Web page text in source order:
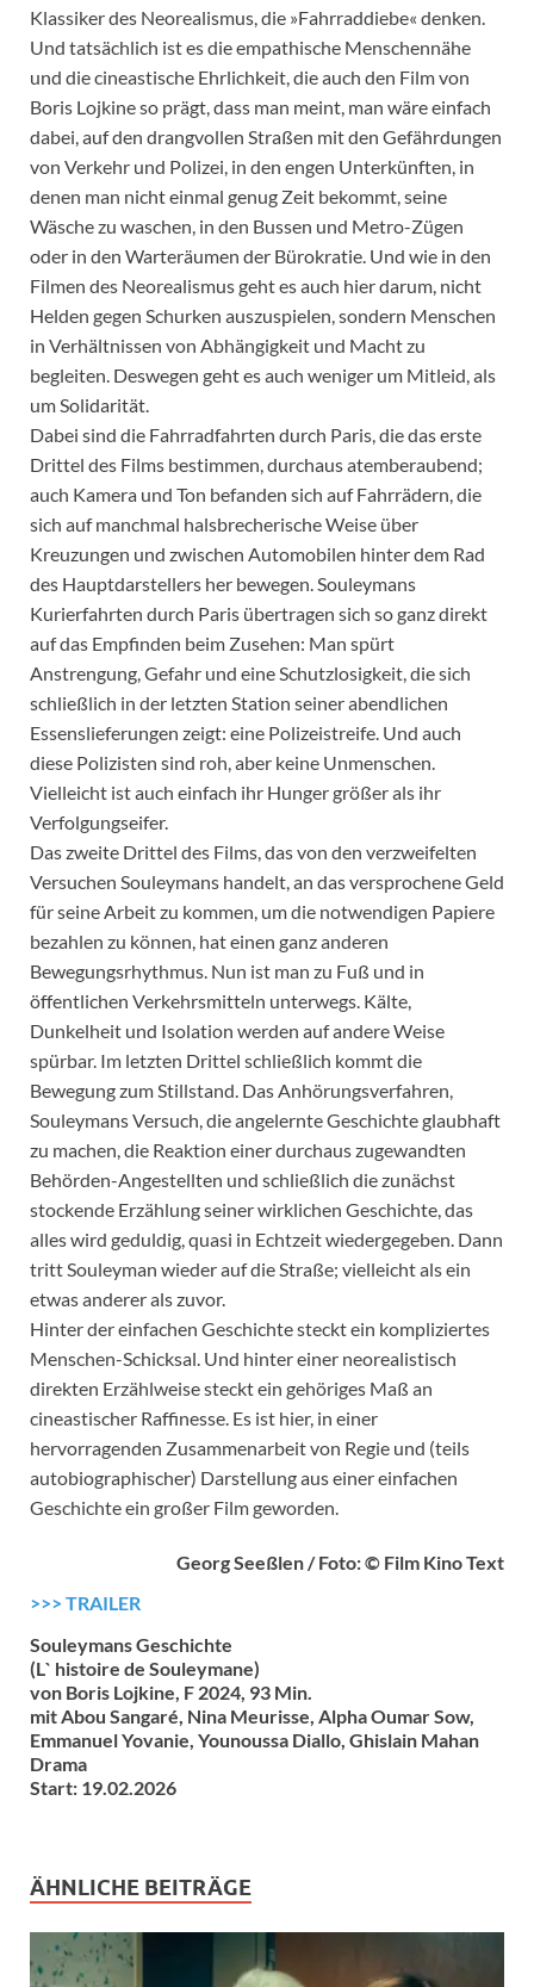
Klassiker des Neorealismus, die »Fahrraddiebe« denken.
Und tatsächlich ist es die empathische Menschennähe
und die cineastische Ehrlichkeit, die auch den Film von
Boris Lojkine so prägt, dass man meint, man wäre einfach
dabei, auf den drangvollen Straßen mit den Gefährdungen
von Verkehr und Polizei, in den engen Unterkünften, in
denen man nicht einmal genug Zeit bekommt, seine
Wäsche zu waschen, in den Bussen und Metro-Zügen
oder in den Warteräumen der Bürokratie. Und wie in den
Filmen des Neorealismus geht es auch hier darum, nicht
Helden gegen Schurken auszuspielen, sondern Menschen
in Verhältnissen von Abhängigkeit und Macht zu
begleiten. Deswegen geht es auch weniger um Mitleid, als
um Solidarität.
Dabei sind die Fahrradfahrten durch Paris, die das erste
Drittel des Films bestimmen, durchaus atemberaubend;
auch Kamera und Ton befanden sich auf Fahrrädern, die
sich auf manchmal halsbrecherische Weise über
Kreuzungen und zwischen Automobilen hinter dem Rad
des Hauptdarstellers her bewegen. Souleymans
Kurierfahrten durch Paris übertragen sich so ganz direkt
auf das Empfinden beim Zusehen: Man spürt
Anstrengung, Gefahr und eine Schutzlosigkeit, die sich
schließlich in der letzten Station seiner abendlichen
Essenslieferungen zeigt: eine Polizeistreife. Und auch
diese Polizisten sind roh, aber keine Unmenschen.
Vielleicht ist auch einfach ihr Hunger größer als ihr
Verfolgungseifer.
Das zweite Drittel des Films, das von den verzweifelten
Versuchen Souleymans handelt, an das versprochene Geld
für seine Arbeit zu kommen, um die notwendigen Papiere
bezahlen zu können, hat einen ganz anderen
Bewegungsrhythmus. Nun ist man zu Fuß und in
öffentlichen Verkehrsmitteln unterwegs. Kälte,
Dunkelheit und Isolation werden auf andere Weise
spürbar. Im letzten Drittel schließlich kommt die
Bewegung zum Stillstand. Das Anhörungsverfahren,
Souleymans Versuch, die angelernte Geschichte glaubhaft
zu machen, die Reaktion einer durchaus zugewandten
Behörden-Angestellten und schließlich die zunächst
stockende Erzählung seiner wirklichen Geschichte, das
alles wird geduldig, quasi in Echtzeit wiedergegeben. Dann
tritt Souleyman wieder auf die Straße; vielleicht als ein
etwas anderer als zuvor.
Hinter der einfachen Geschichte steckt ein kompliziertes
Menschen-Schicksal. Und hinter einer neorealistisch
direkten Erzählweise steckt ein gehöriges Maß an
cineastischer Raffinesse. Es ist hier, in einer
hervorragenden Zusammenarbeit von Regie und (teils
autobiographischer) Darstellung aus einer einfachen
Geschichte ein großer Film geworden.
Georg Seeßlen / Foto: © Film Kino Text
>>> TRAILER
Souleymans Geschichte
(L` histoire de Souleymane)
von Boris Lojkine, F 2024, 93 Min.
mit Abou Sangaré, Nina Meurisse, Alpha Oumar Sow,
Emmanuel Yovanie, Younoussa Diallo, Ghislain Mahan
Drama
Start: 19.02.2026
ÄHNLICHE BEITRÄGE